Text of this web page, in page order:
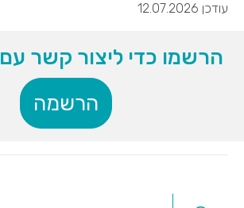
עודכן 12.07.2026
הרשמו כדי ליצור קשר עם Rangani
הרשמה